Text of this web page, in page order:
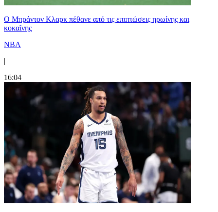
Ο Μπράντον Κλαρκ πέθανε από τις επιπτώσεις ηρωίνης και
κοκαΐνης
NBA
|
16:04